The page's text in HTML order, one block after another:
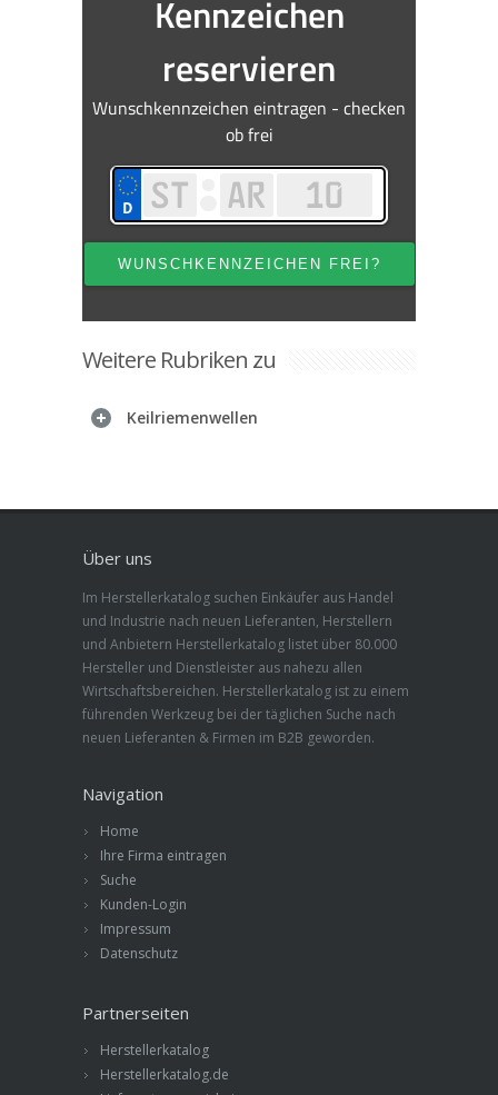
Weitere Rubriken zu
Keilriemenwellen
Über uns
Im Herstellerkatalog suchen Einkäufer aus Handel
und Industrie nach neuen Lieferanten, Herstellern
und Anbietern Herstellerkatalog listet über 80.000
Hersteller und Dienstleister aus nahezu allen
Wirtschaftsbereichen. Herstellerkatalog ist zu einem
führenden Werkzeug bei der täglichen Suche nach
neuen Lieferanten & Firmen im B2B geworden.
Navigation
Home
Ihre Firma eintragen
Suche
Kunden-Login
Impressum
Datenschutz
Partnerseiten
Herstellerkatalog
Herstellerkatalog.de